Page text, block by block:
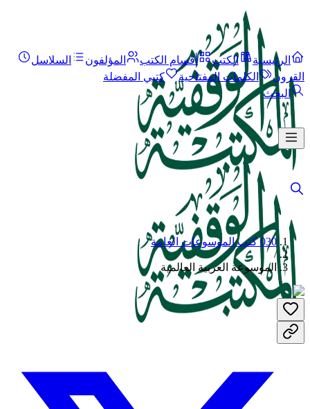
الرئيسية الكتب أقسام الكتب المؤلفون
السلاسل
القرون
الكلمات المفتاحية
كتبي المفضلة
البحث
030 كتب الموسوعات العامة
/
الموسوعة العربية العالمية